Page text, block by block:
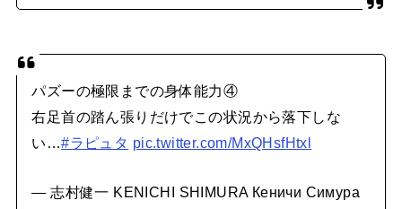
パズーの極限までの身体能力④
右足首の踏ん張りだけでこの状況から落下しな
い…#ラピュタ pic.twitter.com/MxQHsfHtxl
— 志村健一 KENICHI SHIMURA Кеничи Симура